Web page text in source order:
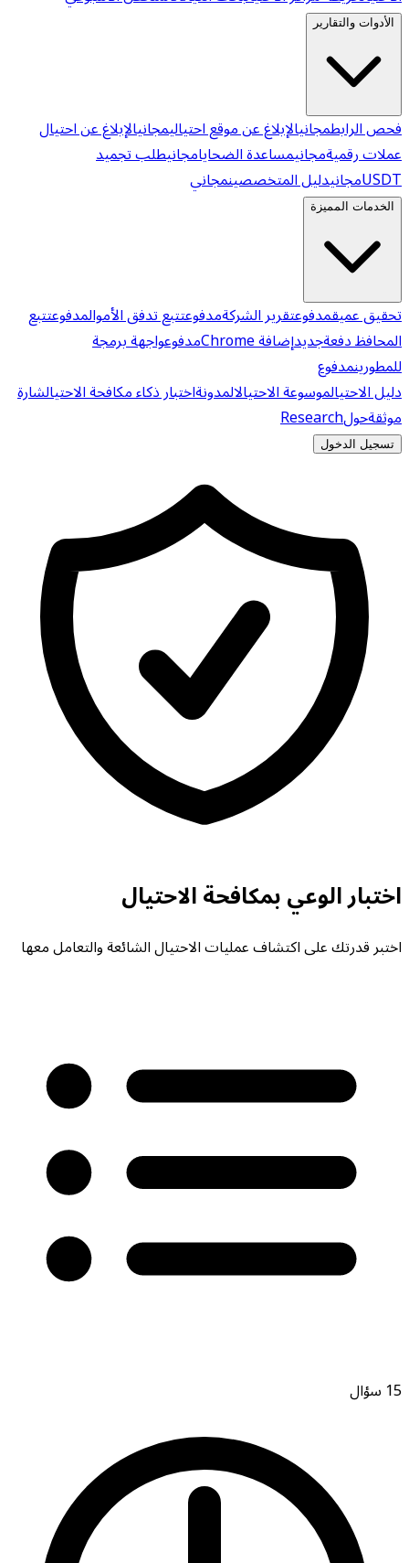
الأدوات والتقارير
فحص الرابطمجانيالإبلاغ عن موقع احتياليمجانيالإبلاغ عن احتيال
عملات رقميةمجانيمساعدة الضحايامجانيطلب تجميد
USDTمجانيدليل المتخصصينمجاني
الخدمات المميزة
تحقيق عميقمدفوعتقرير الشركةمدفوعتتبع تدفق الأموالمدفوعتتبع
المحافظ دفعةجديدإضافة Chrome مدفوعواجهة برمجة
للمطورينمدفوع
دليل الاحتيالموسوعة الاحتيالالمدونةاختبار ذكاء مكافحة الاحتيالشارة
موثقةحولResearch
تسجيل الدخول
اختبار الوعي بمكافحة الاحتيال
اختبر قدرتك على اكتشاف عمليات الاحتيال الشائعة والتعامل معها
15 سؤال